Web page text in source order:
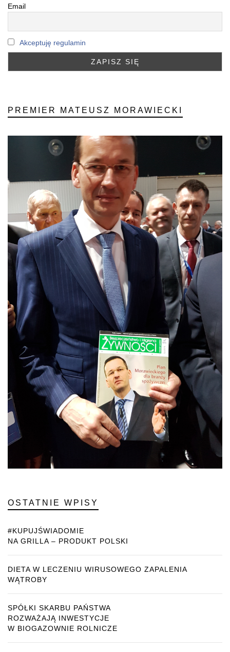
Email
Akceptuję regulamin
PREMIER MATEUSZ MORAWIECKI
OSTATNIE WPISY
#KUPUJŚWIADOMIE
NA GRILLA – PRODUKT POLSKI
DIETA W LECZENIU WIRUSOWEGO ZAPALENIA
WĄTROBY
SPÓŁKI SKARBU PAŃSTWA
ROZWAŻAJĄ INWESTYCJE
W BIOGAZOWNIE ROLNICZE